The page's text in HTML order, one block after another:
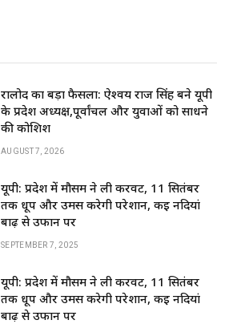
रालोद का बड़ा फैसला: ऐश्वर्य राज सिंह बने यूपी
के प्रदेश अध्यक्ष,पूर्वांचल और युवाओं को साधने
की कोशिश
AUGUST 7, 2026
यूपी: प्रदेश में मौसम ने ली करवट, 11 सितंबर
तक धूप और उमस करेगी परेशान, कई नदियां
बाढ़ से उफान पर
SEPTEMBER 7, 2025
यूपी: प्रदेश में मौसम ने ली करवट, 11 सितंबर
तक धूप और उमस करेगी परेशान, कई नदियां
बाढ़ से उफान पर